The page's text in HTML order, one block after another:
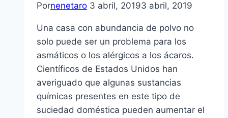
Pornenetaro 3 abril, 20193 abril, 2019
Una casa con abundancia de polvo no
solo puede ser un problema para los
asmáticos o los alérgicos a los ácaros.
Científicos de Estados Unidos han
averiguado que algunas sustancias
químicas presentes en este tipo de
suciedad doméstica pueden aumentar el